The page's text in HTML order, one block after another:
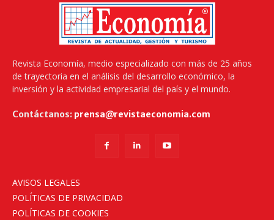
Revista Economía, medio especializado con más de 25 años
de trayectoria en el análisis del desarrollo económico, la
inversión y la actividad empresarial del país y el mundo.
Contáctanos: prensa@revistaeconomia.com
AVISOS LEGALES
POLÍTICAS DE PRIVACIDAD
POLÍTICAS DE COOKIES